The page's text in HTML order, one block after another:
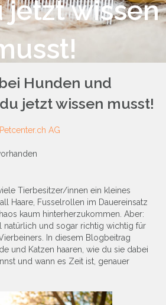
jetzt wissen
Hunden und
jetzt wissen musst!
Petcenter.ch AG
Tierbesitzer/innen ein kleines
Haare, Fusselrollen im Dauereinsatz
kaum hinterherzukommen. Aber:
natürlich und sogar richtig wichtig für
In diesem Blogbeitrag
und Katzen haaren, wie du sie dabei
und wann es Zeit ist, genauer